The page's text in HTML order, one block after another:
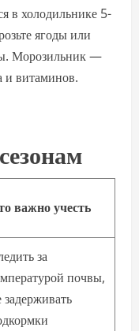
в холодильнике 5-
ягоды или
Морозильник —
и витаминов.
важно учесть
за
почвы,
задерживать